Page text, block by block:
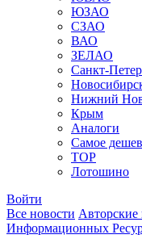
ЮЗАО
СЗАО
ВАО
ЗЕЛАО
Санкт-
Нижний
Крым
Аналоги
Самое
TOP
Лотошино
Войти
Все новости Авторские
Информационных